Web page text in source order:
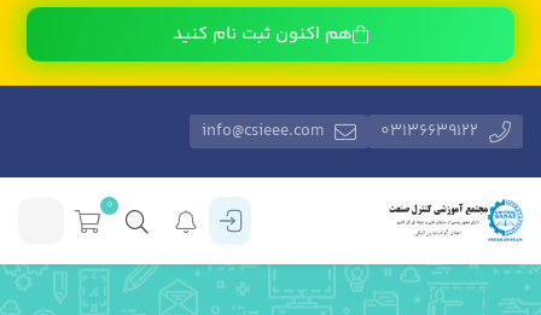
هم اکنون ثبت نام کنید
0